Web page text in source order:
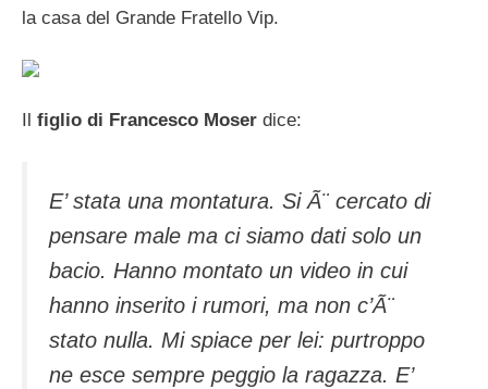
la casa del Grande Fratello Vip.
Il figlio di Francesco Moser dice:
E’ stata una montatura. Si Ã¨ cercato di
pensare male ma ci siamo dati solo un
bacio. Hanno montato un video in cui
hanno inserito i rumori, ma non c’Ã¨
stato nulla. Mi spiace per lei: purtroppo
ne esce sempre peggio la ragazza. E’